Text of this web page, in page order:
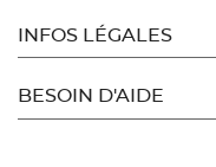
INFOS LÉGALES
BESOIN D'AIDE